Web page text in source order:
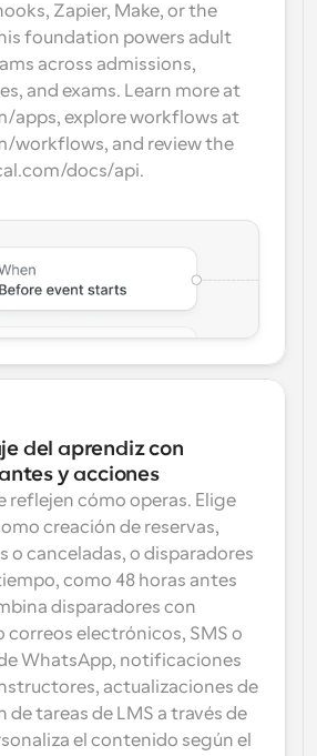
Zapier, Make, or the
foundation powers adult
across admissions,
and exams. Learn more at
apps, explore workflows at
workflows, and review the
docs/api.
del aprendiz con
y acciones
reflejen cómo operas. Elige
creación de reservas,
o canceladas, o disparadores
como 48 horas antes
disparadores con
correos electrónicos, SMS o
WhatsApp, notificaciones
actualizaciones de
de tareas de LMS a través de
el contenido según el